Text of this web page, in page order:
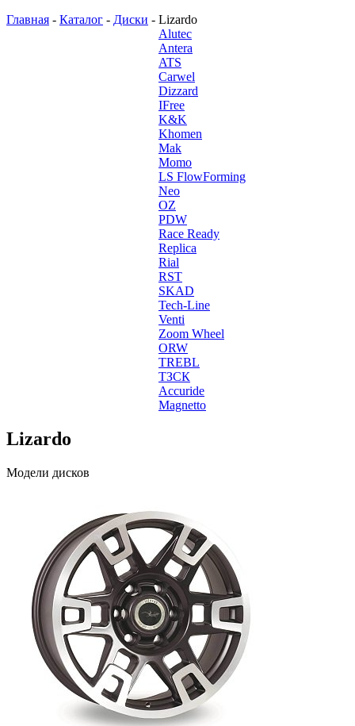
Главная - Каталог - Диски - Lizardo
Alutec
Antera
ATS
Carwel
Dizzard
IFree
K&K
Khomen
Mak
Momo
LS FlowForming
Neo
OZ
PDW
Race Ready
Replica
Rial
RST
SKAD
Tech-Line
Venti
Zoom Wheel
ORW
TREBL
ТЗСК
Accuride
Magnetto
Lizardo
Модели дисков